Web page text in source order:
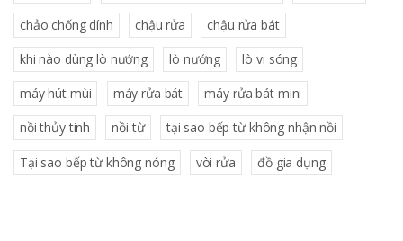
chảo chống dính chậu rửa chậu rửa bát
khi nào dùng lò nướng lò nướng lò vi sóng
máy hút mùi máy rửa bát máy rửa bát mini
nồi thủy tinh nồi từ tại sao bếp từ không nhận nồi
Tại sao bếp từ không nóng vòi rửa đồ gia dụng